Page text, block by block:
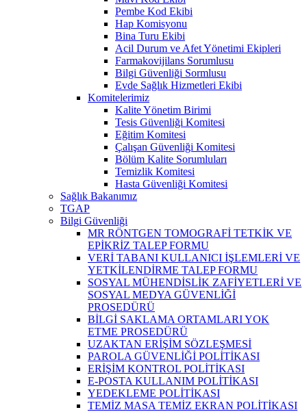
Pembe Kod Ekibi
Hap Komisyonu
Bina Turu Ekibi
Acil Durum ve Afet Yönetimi Ekipleri
Farmakovijilans Sorumlusu
Bilgi Güvenliği Sormlusu
Evde Sağlık Hizmetleri Ekibi
Komitelerimiz
Kalite Yönetim Birimi
Tesis Güvenliği Komitesi
Eğitim Komitesi
Çalışan Güvenliği Komitesi
Bölüm Kalite Sorumluları
Temizlik Komitesi
Hasta Güvenliği Komitesi
Sağlık Bakanımız
TGAP
Bilgi Güvenliği
MR RÖNTGEN TOMOGRAFİ TETKİK VE
EPİKRİZ TALEP FORMU
VERİ TABANI KULLANICI İŞLEMLERİ VE
YETKİLENDİRME TALEP FORMU
SOSYAL MÜHENDİSLİK ZAFİYETLERİ VE
SOSYAL MEDYA GÜVENLİĞİ
PROSEDÜRÜ
BİLGİ SAKLAMA ORTAMLARI YOK
ETME PROSEDÜRÜ
UZAKTAN ERİŞİM SÖZLEŞMESİ
PAROLA GÜVENLİĞİ POLİTİKASI
ERİŞİM KONTROL POLİTİKASI
E-POSTA KULLANIM POLİTİKASI
YEDEKLEME POLİTİKASI
TEMİZ MASA TEMİZ EKRAN POLİTİKASI